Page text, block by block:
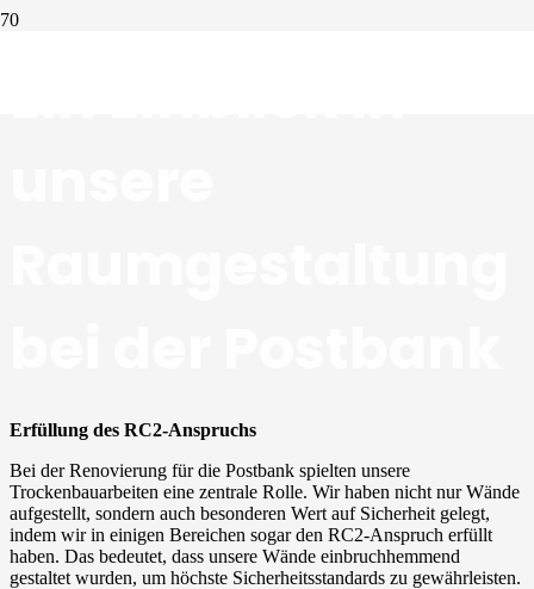
Erfüllung des RC2-Anspruchs
Bei der Renovierung für die Postbank spielten unsere
Trockenbauarbeiten eine zentrale Rolle. Wir haben nicht nur Wände
aufgestellt, sondern auch besonderen Wert auf Sicherheit gelegt,
indem wir in einigen Bereichen sogar den RC2-Anspruch erfüllt
haben. Das bedeutet, dass unsere Wände einbruchhemmend
gestaltet wurden, um höchste Sicherheitsstandards zu gewährleisten.